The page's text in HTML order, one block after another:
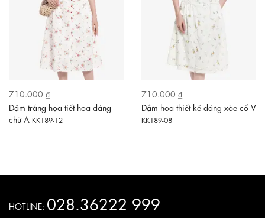
710.000 ₫
Đầm trắng họa tiết hoa dáng
chữ A KK189-12
710.000 ₫
Đầm hoa thiết kế dáng xòe cổ V
KK189-08
HOTLINE: 028.36222 999